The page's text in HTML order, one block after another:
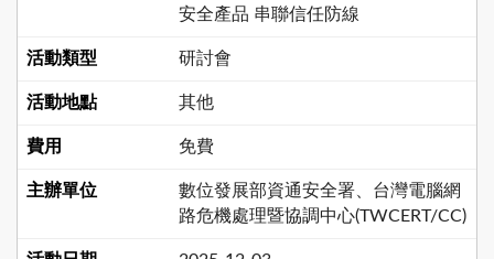
安全產品 串聯信任防線
研討會
其他
免費
數位發展部資通安全署、台灣電腦網
路危機處理暨協調中心(TWCERT/CC)